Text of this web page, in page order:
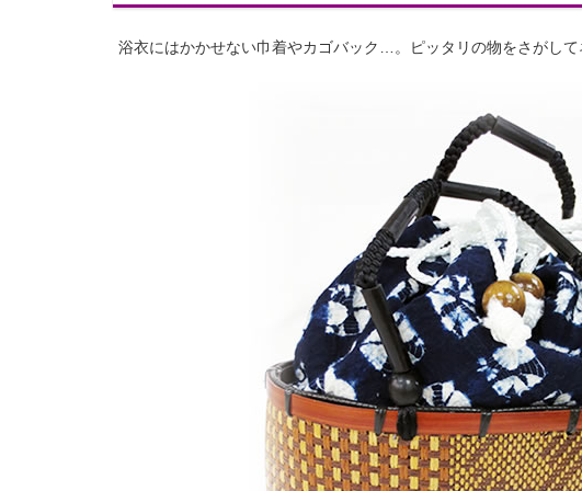
浴衣にはかかせない巾着やカゴバック…。ピッタリの物をさがして